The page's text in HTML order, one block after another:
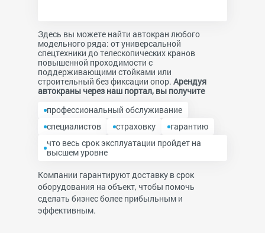
Здесь вы можете найти автокран любого
модельного ряда: от универсальной
спецтехники до телескопических кранов
повышенной проходимости с
поддерживающими стойками или
строительный без фиксации опор. Арендуя
автокраны через наш портал, вы получите
профессиональный обслуживание
специалистов
страховку
гарантию
что весь срок эксплуатации пройдет на
высшем уровне
Компании гарантируют доставку в срок
оборудования на объект, чтобы помочь
сделать бизнес более прибыльным и
эффективным.